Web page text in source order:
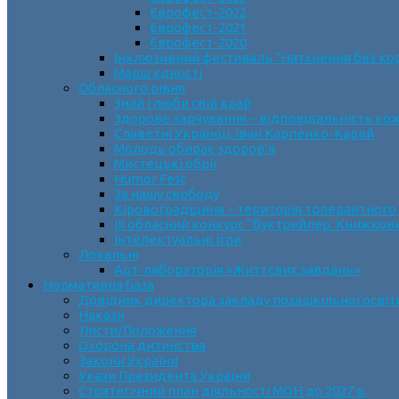
Єврофест-2022
Єврофест-2021
Єврофест-2020
Інклюзивний фестиваль “Натхнення без
Марш єдності
Обласного рівня
Знай і люби свій край
Здорове харчування – відповідальність
Славетні Українці. Іван Карпенко-Карий
Молодь обирає здоров’я
Мистецькі обрії
Humor Fest
За нашу свободу
Кіровоградщина – територія
ІII обласний конкурс “Буктрейлер.
Інтелектуальні ігри
Локальні
Арт-лабораторія «Життєвих завдань»
Нормативна база
Довідник директора закладу позашкільної
Накази
Листи/Положення
Охорона дитинства
Закони України
Укази Президента України
Стратегічний план діяльності МОН до 2027 р.